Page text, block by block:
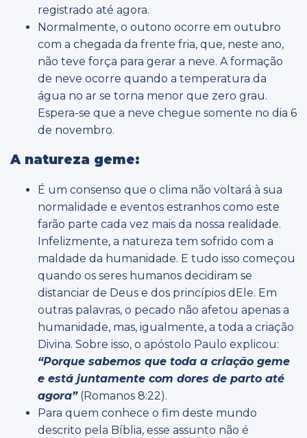
registrado até agora.
Normalmente, o outono ocorre em outubro
com a chegada da frente fria, que, neste ano,
não teve força para gerar a neve. A formação
de neve ocorre quando a temperatura da
água no ar se torna menor que zero grau.
Espera-se que a neve chegue somente no dia 6
de novembro.
A natureza geme:
É um consenso que o clima não voltará à sua
normalidade e eventos estranhos como este
farão parte cada vez mais da nossa realidade.
Infelizmente, a natureza tem sofrido com a
maldade da humanidade. E tudo isso começou
quando os seres humanos decidiram se
distanciar de Deus e dos princípios dEle. Em
outras palavras, o pecado não afetou apenas a
humanidade, mas, igualmente, a toda a criação
Divina. Sobre isso, o apóstolo Paulo explicou:
“Porque sabemos que toda a criação geme
e está juntamente com dores de parto até
agora”(Romanos 8:22).
Para quem conhece o fim deste mundo
descrito pela Bíblia, esse assunto não é